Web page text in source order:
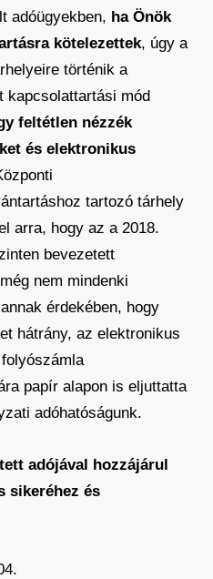
adóügyekben, ha Önök
kötelezettek, úgy a
történik a
kapcsolattartási mód
feltétlen nézzék
és elektronikus
tartozó tárhely
arra, hogy az a 2018.
bevezetett
nem mindenki
érdekében, hogy
hátrány, az elektronikus
papír alapon is eljuttatta
adóhatóságunk.
adójával hozzájárul
sikeréhez és